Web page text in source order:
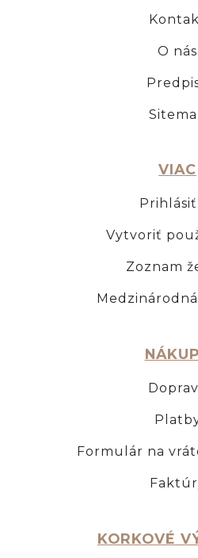
O nás
VIAC
Prihlásiť
Vytvoriť
Zoznam
Formulár na
KORKOVÉ